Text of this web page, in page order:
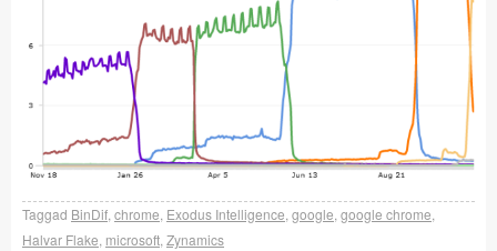
Taggad BinDif chrome Exodus Intelligence google google chrome
Halvar Flake microsoft Zynamics